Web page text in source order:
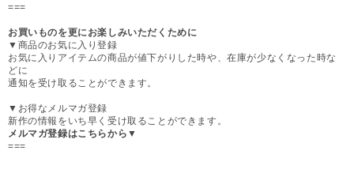
===
お買いものを更にお楽しみいただくために
▼商品のお気に入り登録
お気に入りアイテムの商品が値下がりした時や、在庫が少なくなった時な
どに
通知を受け取ることができます。
▼お得なメルマガ登録
新作の情報をいち早く受け取ることができます。
メルマガ登録はこちらから▼
===